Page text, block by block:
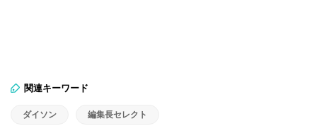
関連キーワード
ダイソン 編集長セレクト